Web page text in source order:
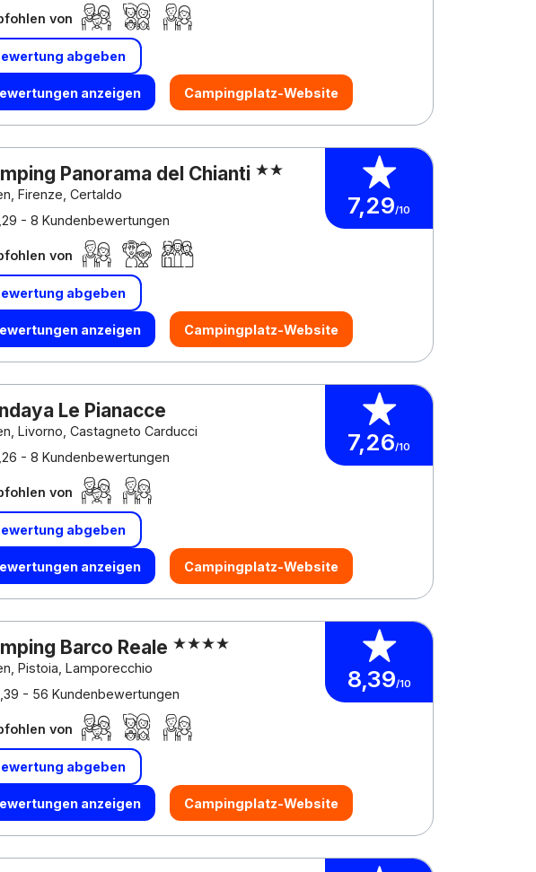
von
abgeben
anzeigen Campingplatz-Website
7,29/10
Panorama del Chianti
Firenze, Certaldo
-8 Kundenbewertungen
von
abgeben
anzeigen Campingplatz-Website
7,26/10
Le Pianacce
Livorno, Castagneto Carducci
-8 Kundenbewertungen
von
abgeben
anzeigen Campingplatz-Website
8,39/10
Barco Reale
Pistoia, Lamporecchio
- 56 Kundenbewertungen
von
abgeben
anzeigen Campingplatz-Website